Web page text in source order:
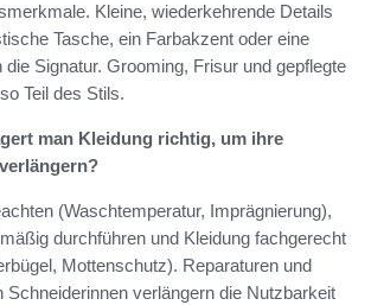
Kleine, wiederkehrende Details
Tasche, ein Farbakzent oder eine
Signatur. Grooming, Frisur und gepflegte
Teil des Stils.
man Kleidung richtig, um ihre
(Waschtemperatur, Imprägnierung),
durchführen und Kleidung fachgerecht
Mottenschutz). Reparaturen und
Schneiderinnen verlängern die Nutzbarkeit